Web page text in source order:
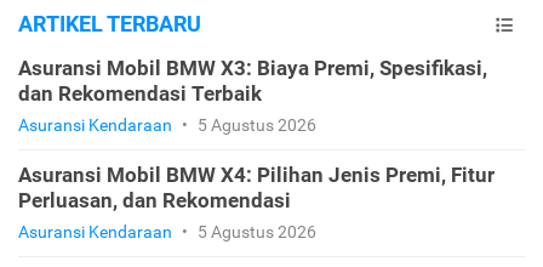
ARTIKEL TERBARU
Asuransi Mobil BMW X3: Biaya Premi, Spesifikasi,
dan Rekomendasi Terbaik
Asuransi Kendaraan • 5 Agustus 2026
Asuransi Mobil BMW X4: Pilihan Jenis Premi, Fitur
Perluasan, dan Rekomendasi
Asuransi Kendaraan • 5 Agustus 2026